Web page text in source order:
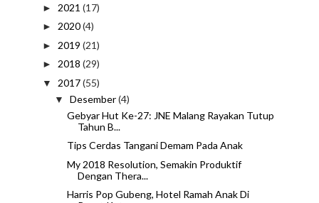
► 2021 (17)
► 2020(4)
► 2019 (21)
► 2018 (29)
▼ 2017(55)
▼ Desember(4)
Gebyar Hut Ke-27: JNE Malang Rayakan Tutup
Tahun B...
Tips Cerdas Tangani Demam Pada Anak
My 2018 Resolution, Semakin Produktif
Dengan Thera...
Harris Pop Gubeng, Hotel Ramah Anak Di